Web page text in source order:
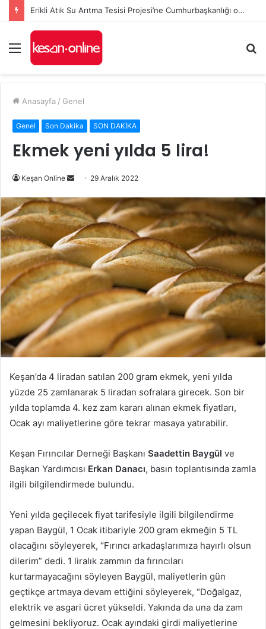
Erikli Atık Su Arıtma Tesisi Projesi’ne Cumhurbaşkanlığı onayı
Menü
...
Anasayfa / Genel
Genel Son Dakika SON DAKİKA
Ekmek yeni yılda 5 lira!
Keşan Online
Bir
posta
göndermek
29 Aralık 2022
Keşan’da 4 liradan satılan 200 gram ekmek, yeni yılda
yüzde 25 zamlanarak 5 liradan sofralara girecek. Son bir
yılda toplamda 4. kez zam kararı alınan ekmek fiyatları,
Ocak ayı maliyetlerine göre tekrar masaya yatırabilir.
Keşan Fırıncılar Derneği Başkanı Saadettin Baygül ve
Başkan Yardımcısı Erkan Danacı, basın toplantısında zamla
ilgili bilgilendirmede bulundu.
Yeni yılda geçilecek fiyat tarifesiyle ilgili bilgilendirme
yapan Baygül, 1 Ocak itibariyle 200 gram ekmeğin 5 TL
olacağını söyleyerek, “Fırıncı arkadaşlarımıza hayırlı olsun
dilerim” dedi. 1 liralık zammın da fırıncıları
kurtarmayacağını söyleyen Baygül, maliyetlerin gün
geçtikçe artmaya devam ettiğini söyleyerek, “Doğalgaz,
elektrik ve asgari ücret yükseldi. Yakında da una da zam
gelmesini bekliyoruz. Ocak ayındaki girdi maliyetlerine